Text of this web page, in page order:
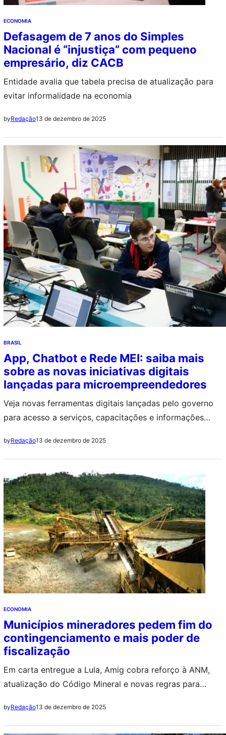
ECONOMIA
Defasagem de 7 anos do Simples
Nacional é “injustiça” com pequeno
empresário, diz CACB
Entidade avalia que tabela precisa de atualização para
evitar informalidade na economia
byRedação13 de dezembro de 2025
BRASIL
App, Chatbot e Rede MEI: saiba mais
sobre as novas iniciativas digitais
lançadas para microempreendedores
Veja novas ferramentas digitais lançadas pelo governo
para acesso a serviços, capacitações e informações
byRedação13 de dezembro de 2025
ECONOMIA
Municípios mineradores pedem fim do
contingenciamento e mais poder de
fiscalização
Em carta entregue a Lula, Amig cobra reforço à ANM,
atualização do Código Mineral e novas regras para
byRedação13 de dezembro de 2025